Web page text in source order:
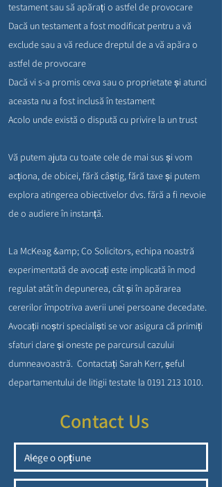
testament sau să apărați o astfel de provocare
Dacă un testament a fost modificat pentru a vă
exclude sau a vă reduce dreptul de a vă apăra o
astfel de provocare
Dacă vi s-a promis ceva sau o proprietate și atunci
aceasta nu a fost inclusă în testament
Acolo unde există o dispută cu privire la un trust
Vă putem ajuta cu toate cele de mai sus și vom
acționa, de obicei, fără câștig, fără taxe și putem
explora atingerea obiectivelor dvs. fără a fi nevoie
de o audiere în instanță.
La McKeag &amp; Co Solicitors, echipa noastră
experimentată de avocați este implicată în mod
regulat atât în depunerea, cât și în apărarea
cererilor împotriva averii unei persoane decedate.
Avocații noștri specialiști se vor asigura că primiți
sfaturi clare și oneste pe parcursul cazului
dumneavoastră. Contactați Sarah Kerr, șeful
departamentului de litigii testate la 0191 213 1010.
Contact Us